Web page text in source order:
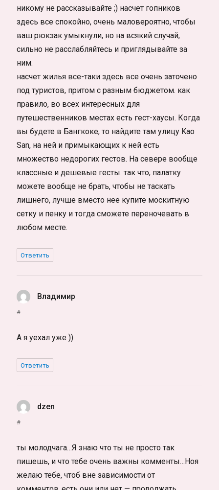
никому не рассказывайте ;) насчет гопников
здесь все спокойно, очень маловероятно, чтобы
ваш рюкзак умыкнули, но на всякий случай,
сильно не расслабляйтесь и приглядывайте за
ним.
насчет жилья все-таки здесь все очень заточено
под туристов, притом с разным бюджетом. как
правило, во всех интересных для
путешественников местах есть гест-хаусы. Когда
вы будете в Бангкоке, то найдите там улицу Kao
San, на ней и примыкающих к ней есть
множество недорогих гестов. На севере вообще
классные и дешевые гесты. так что, палатку
можете вообще не брать, чтобы не таскать
лишнего, лучше вместо нее купите москитную
сетку и пенку и тогда сможете переночевать в
любом месте.
Ответить
Владимир
#
А я уехал уже ))
Ответить
dzen
#
ты молодчага…Я знаю что ты не просто так
пишешь, и что тебе очень важны комменты…Ноя
желаю тебе, чтоб вне зависимости от